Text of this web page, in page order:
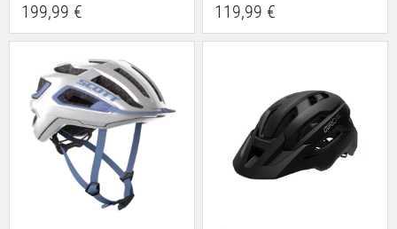
199,99 € 119,99 €